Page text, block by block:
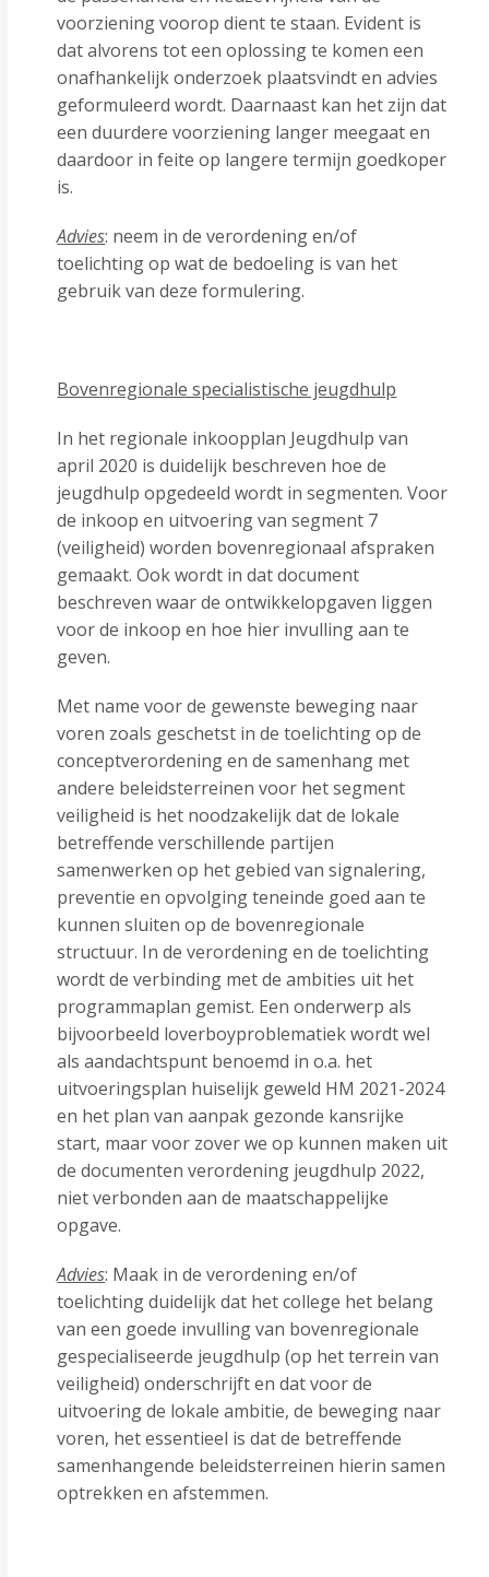
voorziening voorop dient te staan. Evident is
dat alvorens tot een oplossing te komen een
onafhankelijk onderzoek plaatsvindt en advies
geformuleerd wordt. Daarnaast kan het zijn dat
een duurdere voorziening langer meegaat en
daardoor in feite op langere termijn goedkoper
is.
Advies: neem in de verordening en/of
toelichting op wat de bedoeling is van het
gebruik van deze formulering.
Bovenregionale specialistische jeugdhulp
In het regionale inkoopplan Jeugdhulp van
april 2020 is duidelijk beschreven hoe de
jeugdhulp opgedeeld wordt in segmenten. Voor
de inkoop en uitvoering van segment 7
(veiligheid) worden bovenregionaal afspraken
gemaakt. Ook wordt in dat document
beschreven waar de ontwikkelopgaven liggen
voor de inkoop en hoe hier invulling aan te
geven.
Met name voor de gewenste beweging naar
voren zoals geschetst in de toelichting op de
conceptverordening en de samenhang met
andere beleidsterreinen voor het segment
veiligheid is het noodzakelijk dat de lokale
betreffende verschillende partijen
samenwerken op het gebied van signalering,
preventie en opvolging teneinde goed aan te
kunnen sluiten op de bovenregionale
structuur. In de verordening en de toelichting
wordt de verbinding met de ambities uit het
programmaplan gemist. Een onderwerp als
bijvoorbeeld loverboyproblematiek wordt wel
als aandachtspunt benoemd in o.a. het
uitvoeringsplan huiselijk geweld HM 2021-2024
en het plan van aanpak gezonde kansrijke
start, maar voor zover we op kunnen maken uit
de documenten verordening jeugdhulp 2022,
niet verbonden aan de maatschappelijke
opgave.
Advies: Maak in de verordening en/of
toelichting duidelijk dat het college het belang
van een goede invulling van bovenregionale
gespecialiseerde jeugdhulp (op het terrein van
veiligheid) onderschrijft en dat voor de
uitvoering de lokale ambitie, de beweging naar
voren, het essentieel is dat de betreffende
samenhangende beleidsterreinen hierin samen
optrekken en afstemmen.